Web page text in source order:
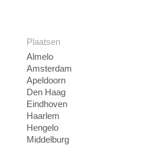
Plaatsen
Almelo
Amsterdam
Apeldoorn
Den Haag
Eindhoven
Haarlem
Hengelo
Middelburg